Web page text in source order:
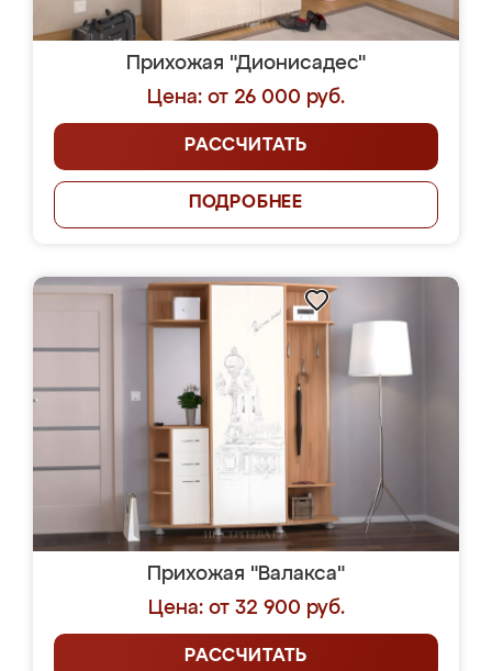
Прихожая "Дионисадес"
Цена: от 26 000 руб.
РАССЧИТАТЬ
ПОДРОБНЕЕ
Прихожая "Валакса"
Цена: от 32 900 руб.
РАССЧИТАТЬ